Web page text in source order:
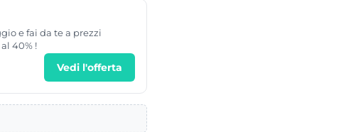
e fai da te a prezzi
40% !
Vedi l'offerta